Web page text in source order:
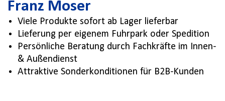
Franz Moser
Viele Produkte sofort ab Lager lieferbar
Lieferung per eigenem Fuhrpark oder Spedition
Persönliche Beratung durch Fachkräfte im Innen-
& Außendienst
Attraktive Sonderkonditionen für B2B-Kunden